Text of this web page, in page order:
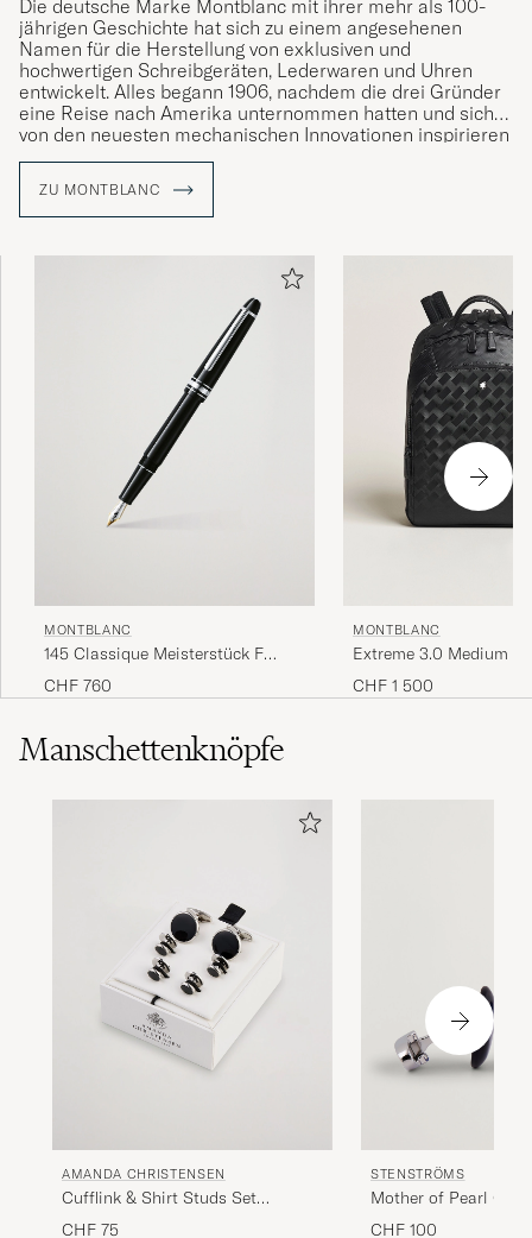
Die deutsche Marke Montblanc mit ihrer mehr als 100-
jährigen Geschichte hat sich zu einem angesehenen
Namen für die Herstellung von exklusiven und
hochwertigen Schreibgeräten, Lederwaren und Uhren
entwickelt. Alles begann 1906, nachdem die drei Gründer
eine Reise nach Amerika unternommen hatten und sich
von den neuesten mechanischen Innovationen inspirieren
ließen. Zurück in Hamburg starteten sie ihre Marke, die
Schreibens von Hand revolutionieren sollte.
ZU MONTBLANC
MONTBLANC
145 Classique Meisterstück F
Fountain Pen Platinum Line
CHF 760
MONTBLANC
Extreme 3.0 Medium
Compartments Black
CHF 1 500
Manschettenknöpfe
AMANDA CHRISTENSEN
Cufflink & Shirt Studs Set
Black/Silver
CHF 75
STENSTRÖMS
Mother of Pearl
CHF 100